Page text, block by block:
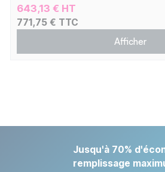
643,13 € HT
771,75 € TTC
Afficher
Jusqu'à 70%
remplissage